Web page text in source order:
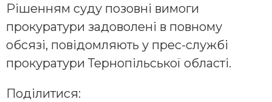
Рішенням суду позовні вимоги
прокуратури задоволені в повному
обсязі, повідомляють у прес-службі
прокуратури Тернопільської області.
Поділитися: